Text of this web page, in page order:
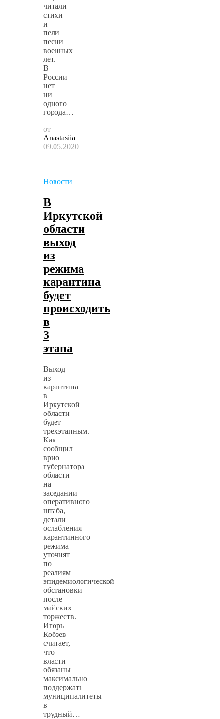
читали
стихи
и
пели
песни
военных
лет.
В
России
нет
ни
одного
города…
от
Anastasiia
09.05.2020
Новости
В
Иркутской
области
выход
из
режима
карантина
будет
происходить
в
3
этапа
Выход
из
карантина
в
Иркутской
области
будет
трехэтапным.
Как
сообщил
врио
губернатора
области
на
заседании
оперативного
штаба,
детали
ослабления
карантинного
режима
уточнят
по
реалиям
эпидемиологической
обстановки
после
майских
торжеств.
Игорь
Кобзев
считает,
что
власти
обязаны
максимально
поддержать
муниципалитеты
в
трудный…